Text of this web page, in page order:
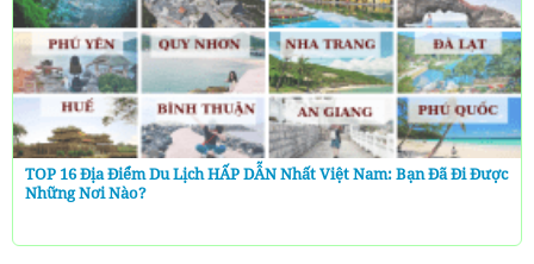
TOP 16 Địa Điểm Du Lịch HẤP DẪN Nhất Việt Nam: Bạn Đã Đi Được
Những Nơi Nào?